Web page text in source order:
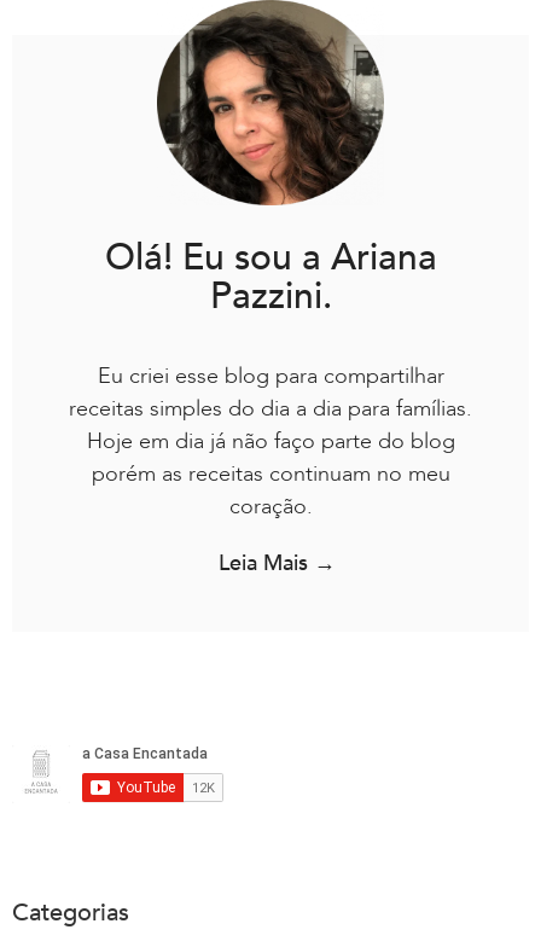
Olá! Eu sou a Ariana
Pazzini.
Eu criei esse blog para compartilhar
receitas simples do dia a dia para famílias.
Hoje em dia já não faço parte do blog
porém as receitas continuam no meu
coração.
Leia Mais →
Categorias